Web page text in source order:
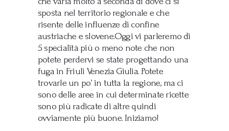
sposta nel territorio regionale e che
risente delle influenze di confine
austriache e slovene.Oggi vi parleremo di
5 specialità più o meno note che non
potete perdervi se state progettando una
fuga in Friuli Venezia Giulia. Potete
trovarle un po’ in tutta la regione, ma ci
sono delle aree in cui determinate ricette
sono più radicate di altre quindi
ovviamente più buone. Iniziamo!